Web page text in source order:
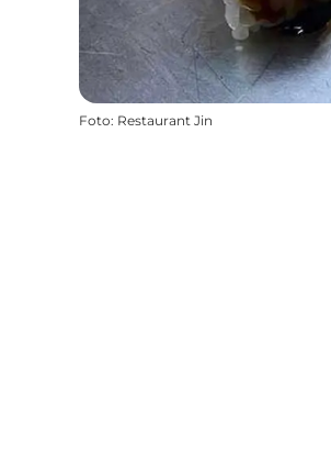
Foto: Restaurant Jin